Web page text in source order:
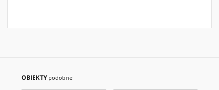
OBIEKTY podobne